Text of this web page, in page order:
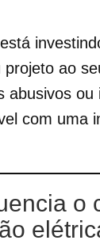
projeto ao
abusivos ou
com uma
o